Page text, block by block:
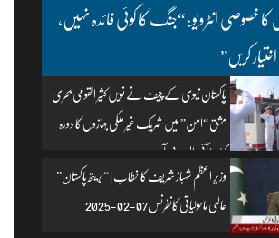
کا خصوصی انٹرویو: “جنگ کا کوئی فائدہ نہیں،
کریں”
پاکستان نیوی کے چیف نے نویں کثیر القومی بحری
مشق “امن” میں شریک غیر ملکی جہازوں کا دورہ
کیا۔ | آئی ایس پی آر
وزیرِ اعظم شہباز شریف کا خطاب | “بریتھ پاکستان”
عالمی ماحولیاتی کانفرنس 07-02-2025